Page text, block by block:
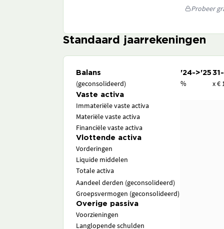
Probeer
Standaard jaarrekeningen
Balans '24->'25
(geconsolideerd) % x €
Vaste activa
Immateriële vaste activa
Materiële vaste activa
Financiële vaste activa
Vlottende activa
Vorderingen
Liquide middelen
Totale activa
Aandeel derden (geconsolideerd)
Groepsvermogen (geconsolideerd)
Overige passiva
Voorzieningen
Langlopende schulden